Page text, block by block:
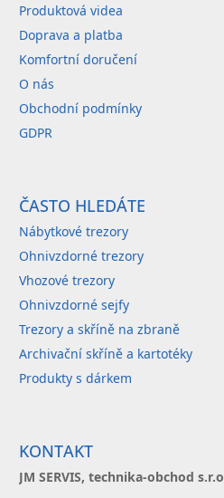
Produktová videa
Doprava a platba
Komfortní doručení
O nás
Obchodní podmínky
GDPR
ČASTO HLEDÁTE
Nábytkové trezory
Ohnivzdorné trezory
Vhozové trezory
Ohnivzdorné sejfy
Trezory a skříně na zbraně
Archivační skříně a kartotéky
Produkty s dárkem
KONTAKT
JM SERVIS, technika-obchod s.r.o